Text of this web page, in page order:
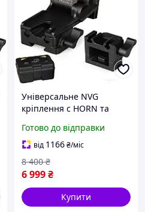
Універсальне NVG
кріплення c HORN та
для ПНБ PVS-
7/14/15/18/21/31 Norotos
CL24-0237, чорний
Готово до відправки
від 1166₴/міс
6 999₴
8 400 ₴
Купити